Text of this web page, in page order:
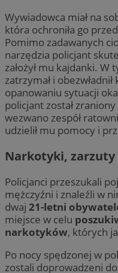
Wywiadowca miał na
która ochroniła go
Pomimo zadawanych
narzędzia policjant
założył mu kajdanki.
zatrzymał i
opanowaniu sytuacji
policjant został
wezwano zespół
udzielił mu pomocy i
Narkotyki, zarzuty
Policjanci przeszukali
mężczyźni i znaleźli w
dwaj 21-letni
miejsce w celu
narkotyków, których
Po nocy spędzonej w
zostali doprowadzeni